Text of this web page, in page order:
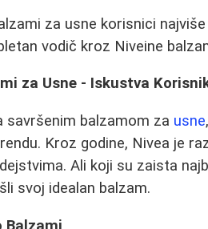
za usne korisnici
vodič kroz Niveine
za Usne - Iskustva
savršenim balzamom za usne
Kroz godine, Nivea je
Ali koji su zaista
svoj idealan balzam.